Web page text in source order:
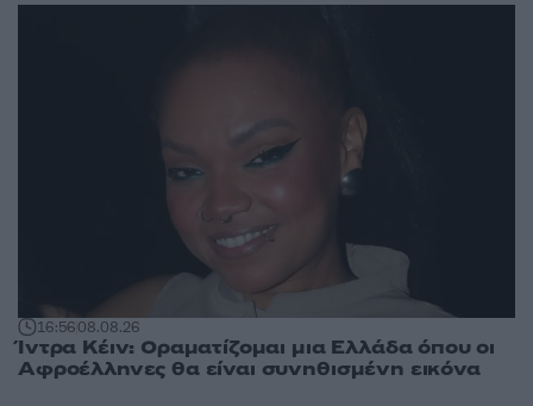
16:5608.08.26
Ίντρα Κέιν: Οραματίζομαι μια Ελλάδα όπου οι
Αφροέλληνες θα είναι συνηθισμένη εικόνα